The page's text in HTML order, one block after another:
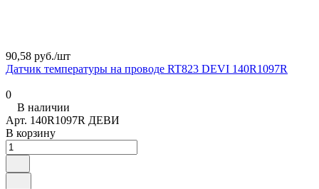
90,58 руб./шт
Датчик температуры на проводе RT823 DEVI 140R1097R
0
В наличии
Арт. 140R1097R ДЕВИ
В корзину